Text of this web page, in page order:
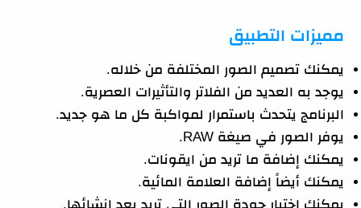
مميزات التطبيق
يمكنك تصميم الصور المختلفة من خلاله.
يوجد به العديد من الفلاتر والتأثيرات العصرية.
البرنامج يتحدث باستمرار لمواكبة كل ما هو جديد.
يوفر الصور في صيغة RAW.
يمكنك إضافة ما تريد من ايقونات.
يمكنك أيضاً إضافة العلامة المائية.
يمكنك اختيار جودة الصور التي تريد بعد انشائها.